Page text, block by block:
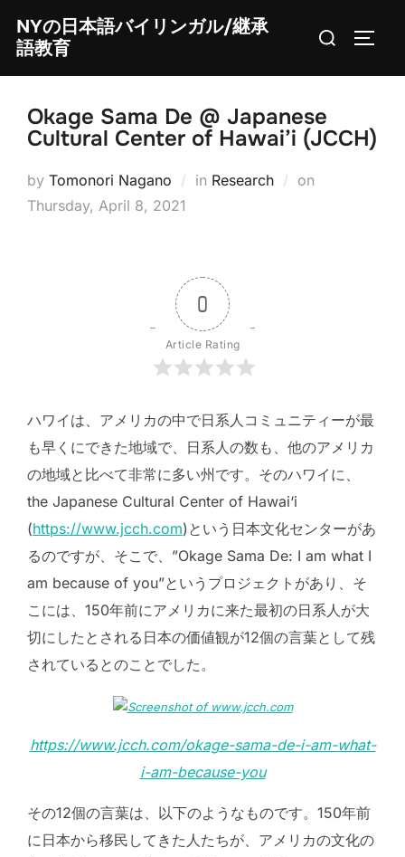
content
NYの日本語バイリンガル/継承
語教育
Search
Okage Sama De @ Japanese
Cultural Center of Hawai’i (JCCH)
by Tomonori Nagano in Research on
Thursday, April 8, 2021
0
Article Rating
ハワイは、アメリカの中で日系人コミュニティーが最
も早くにできた地域で、日系人の数も、他のアメリカ
の地域と比べて非常に多い州です。そのハワイに、
the Japanese Cultural Center of Hawai‘i
(https://www.jcch.com)という日本文化センターがあ
るのですが、そこで、”Okage Sama De: I am what I
am because of you”というプロジェクトがあり、そ
こには、150年前にアメリカに来た最初の日系人が大
切にしたとされる日本の価値観が12個の言葉として残
されているとのことでした。
https://www.jcch.com/okage-sama-de-i-am-what-
i-am-because-you
その12個の言葉は、以下のようなものです。150年前
に日本から移民してきた人たちが、アメリカの文化の